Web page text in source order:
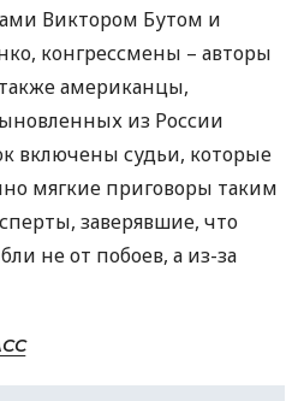
Виктором Бутом и
конгрессмены – авторы
также американцы,
из России
включены судьи, которые
мягкие приговоры таким
заверявшие, что
не от побоев, а из-за